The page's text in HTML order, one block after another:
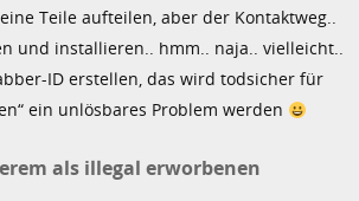
Teile aufteilen, aber der Kontaktweg..
und installieren.. hmm.. naja.. vielleicht..
ID erstellen, das wird todsicher für
ein unlösbares Problem werden
als illegal erworbenen